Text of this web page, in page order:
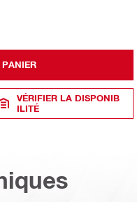
VÉRIFIER LA DISPONIB
ILITÉ